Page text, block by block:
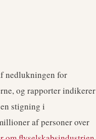
nedlukningen for
og rapporter indikerer
stigning i
af personer over